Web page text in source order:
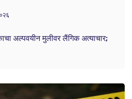
अल्पवयीन मुलीवर लैंगिक अत्याचार;